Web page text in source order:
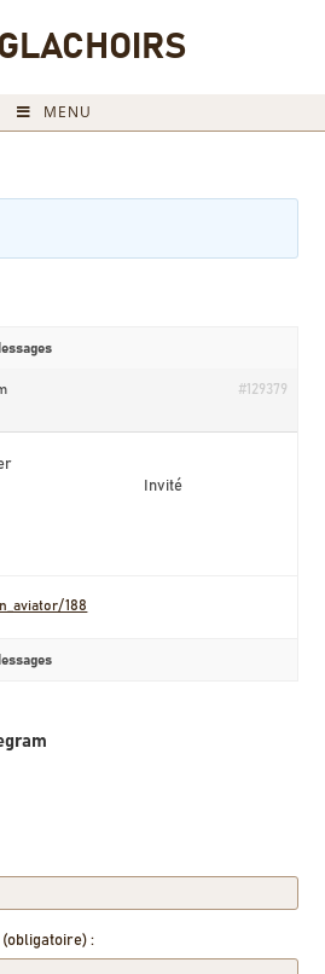
MENU
#129379
Invité
188
: